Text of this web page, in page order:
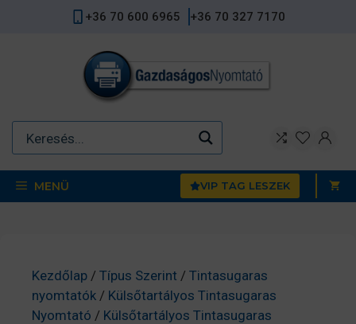
+36 70 600 6965 +36 70 327 7170
MENÜ VIP TAG LESZEK
Kezdőlap / Típus Szerint / Tintasugaras
nyomtatók / Külsőtartályos Tintasugaras
Nyomtató / Külsőtartályos Tintasugaras